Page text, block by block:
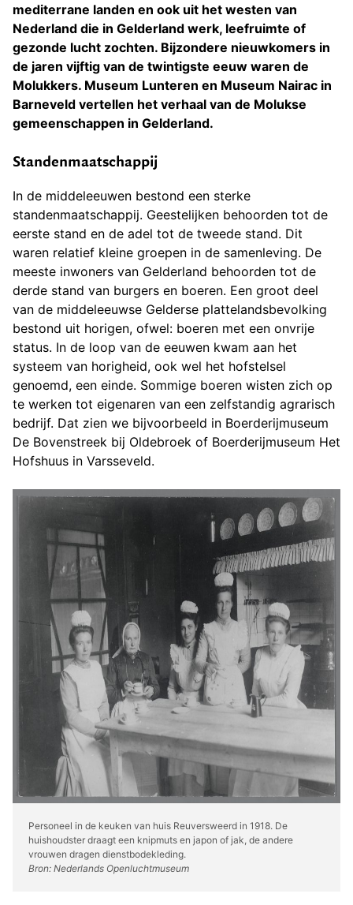
mediterrane landen en ook uit het westen van
Nederland die in Gelderland werk, leefruimte of
gezonde lucht zochten. Bijzondere nieuwkomers in
de jaren vijftig van de twintigste eeuw waren de
Molukkers. Museum Lunteren en Museum Nairac in
Barneveld vertellen het verhaal van de Molukse
gemeenschappen in Gelderland.
Standenmaatschappij
In de middeleeuwen bestond een sterke
standenmaatschappij. Geestelijken behoorden tot de
eerste stand en de adel tot de tweede stand. Dit
waren relatief kleine groepen in de samenleving. De
meeste inwoners van Gelderland behoorden tot de
derde stand van burgers en boeren. Een groot deel
van de middeleeuwse Gelderse plattelandsbevolking
bestond uit horigen, ofwel: boeren met een onvrije
status. In de loop van de eeuwen kwam aan het
systeem van horigheid, ook wel het hofstelsel
genoemd, een einde. Sommige boeren wisten zich op
te werken tot eigenaren van een zelfstandig agrarisch
bedrijf. Dat zien we bijvoorbeeld in Boerderijmuseum
De Bovenstreek bij Oldebroek of Boerderijmuseum Het
Hofshuus in Varsseveld.
Personeel in de keuken van huis Reuversweerd in 1918. De
huishoudster draagt een knipmuts en japon of jak, de andere
vrouwen dragen dienstbodekleding.
Bron: Nederlands Openluchtmuseum